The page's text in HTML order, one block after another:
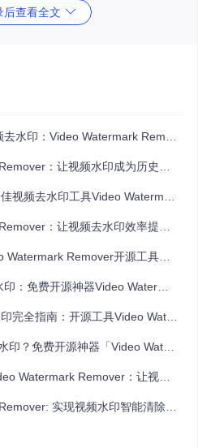
对不同需求的高效策略
Remover提供了极简的处
频文件，执行自动化处理脚本，即
原度，完全满足二次创作需求。
将视频文件统一存放于单独文件
参数以保持处理风格一致。
学内容
等元素往往分散学生注意力。通过
清理教学素材中的干扰元素，使学
文字类水印的识别尤为精准，能有
，同时保持板书、PPT等教学内容
的教学资源库。
准确率。对于长时间教学视频，建
后查看全文
：Video Watermark Remover深度体验
：让视频水印成为历史的智能解决方案
水印工具Video Watermark Remover深度评测
让视频去水印效率提升90%的开源解决方案
Remover开源工具全方位使用指南
源神器Video Watermark Remover一键搞定
：开源工具Video Watermark Remover深度评测
源神器「Video Watermark Remover」一键搞定！
Remover：让视频重获纯净的智能解决方案
实现视频水印智能清除的开源多媒体解决方案